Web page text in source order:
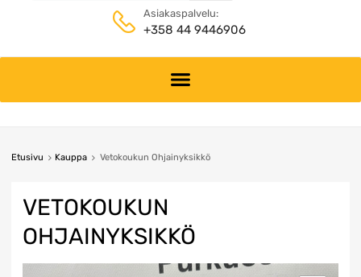
Asiakaspalvelu:
+358 44 9446906
content
Etusivu Kauppa Vetokoukun Ohjainyksikkö
VETOKOUKUN
OHJAINYKSIKKÖ